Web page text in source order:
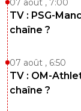
07 août , 7:00
TV : PSG-
chaîne ?
07 août , 6:50
TV : OM-
chaîne ?